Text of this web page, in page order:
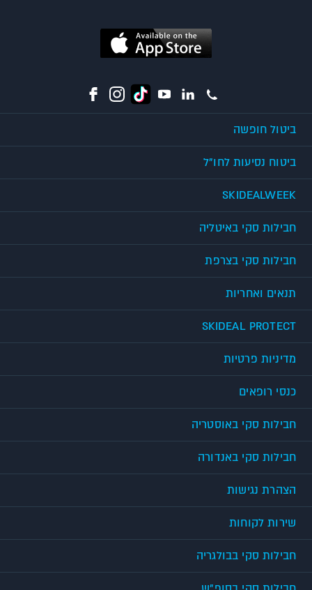
ביטול חופשה
ביטוח נסיעות לחו"ל
SKIDEALWEEK
חבילות סקי באיטליה
חבילות סקי בצרפת
תנאים ואחריות
SKIDEAL PROTECT
מדיניות פרטיות
כנסי רופאים
חבילות סקי באוסטריה
חבילות סקי באנדורה
הצהרת נגישות
שירות לקוחות
חבילות סקי בבולגריה